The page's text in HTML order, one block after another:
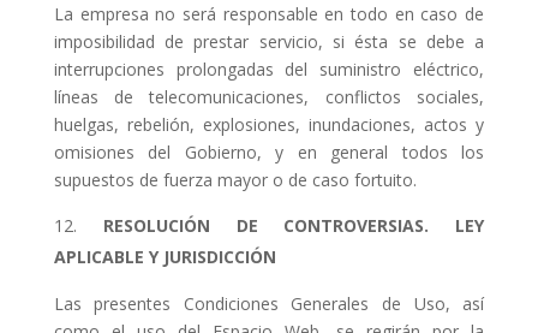
La empresa no será responsable en todo en caso de
imposibilidad de prestar servicio, si ésta se debe a
interrupciones prolongadas del suministro eléctrico,
líneas de telecomunicaciones, conflictos sociales,
huelgas, rebelión, explosiones, inundaciones, actos y
omisiones del Gobierno, y en general todos los
supuestos de fuerza mayor o de caso fortuito.
RESOLUCIÓN DE CONTROVERSIAS. LEY
APLICABLE Y JURISDICCIÓN
Las presentes Condiciones Generales de Uso, así